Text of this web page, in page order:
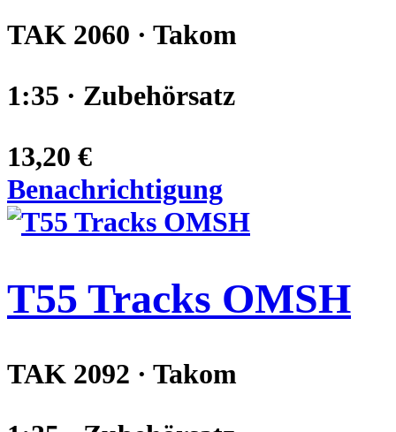
TAK 2060 · Takom
1:35 · Zubehörsatz
13,20 €
Benachrichtigung
T55 Tracks OMSH
TAK 2092 · Takom